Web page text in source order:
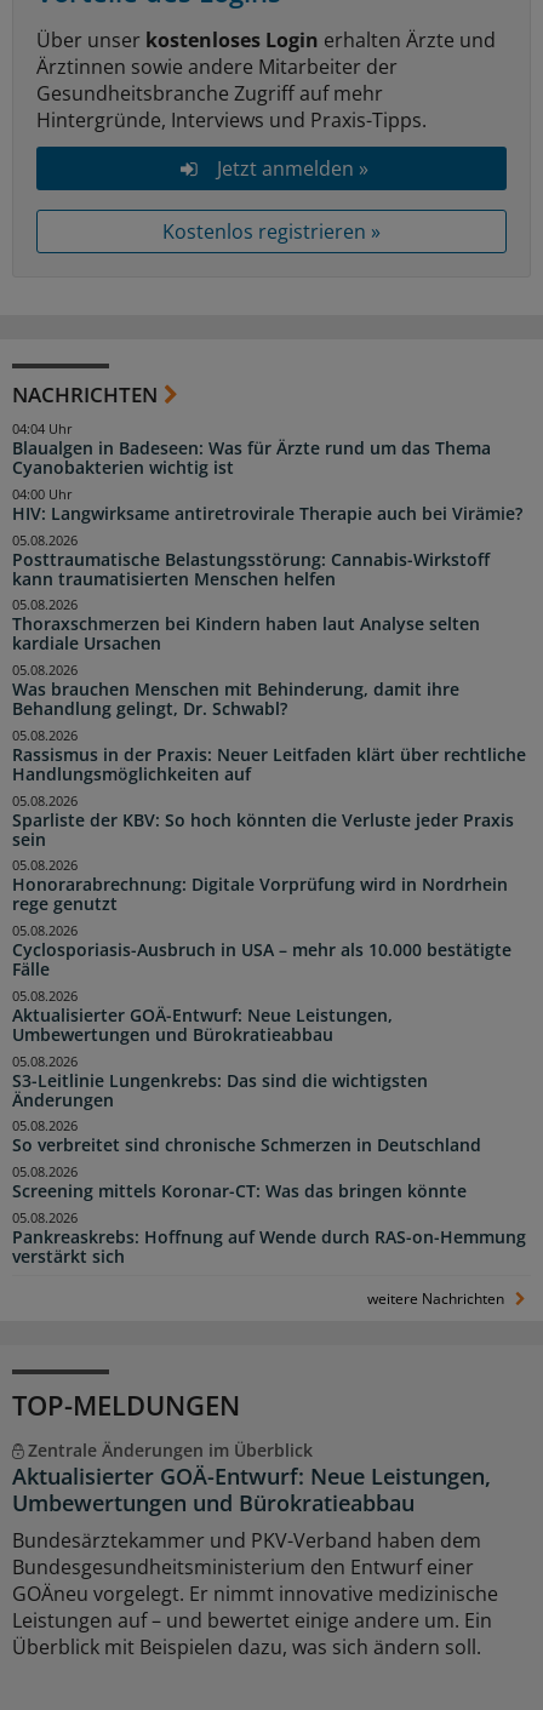
Über unser kostenloses Login erhalten Ärzte und
Ärztinnen sowie andere Mitarbeiter der
Gesundheitsbranche Zugriff auf mehr
Hintergründe, Interviews und Praxis-Tipps.
Jetzt anmelden »
Kostenlos registrieren »
NACHRICHTEN
Blaualgen in Badeseen: Was für Ärzte rund um das Thema
Cyanobakterien wichtig ist
04:04 Uhr
HIV: Langwirksame antiretrovirale Therapie auch bei Virämie?
04:00 Uhr
Posttraumatische Belastungsstörung: Cannabis-Wirkstoff
kann traumatisierten Menschen helfen
05.08.2026
Thoraxschmerzen bei Kindern haben laut Analyse selten
kardiale Ursachen
05.08.2026
Was brauchen Menschen mit Behinderung, damit ihre
Behandlung gelingt, Dr. Schwabl?
05.08.2026
Rassismus in der Praxis: Neuer Leitfaden klärt über rechtliche
Handlungsmöglichkeiten auf
05.08.2026
Sparliste der KBV: So hoch könnten die Verluste jeder Praxis
sein
05.08.2026
Honorarabrechnung: Digitale Vorprüfung wird in Nordrhein
rege genutzt
05.08.2026
Cyclosporiasis-Ausbruch in USA – mehr als 10.000 bestätigte
Fälle
05.08.2026
Aktualisierter GOÄ-Entwurf: Neue Leistungen,
Umbewertungen und Bürokratieabbau
05.08.2026
S3-Leitlinie Lungenkrebs: Das sind die wichtigsten
Änderungen
05.08.2026
So verbreitet sind chronische Schmerzen in Deutschland
05.08.2026
Screening mittels Koronar-CT: Was das bringen könnte
05.08.2026
Pankreaskrebs: Hoffnung auf Wende durch RAS-on-Hemmung
verstärkt sich
05.08.2026
weitere Nachrichten
TOP-MELDUNGEN
Zentrale Änderungen im Überblick
Aktualisierter GOÄ-Entwurf: Neue Leistungen,
Umbewertungen und Bürokratieabbau
Bundesärztekammer und PKV-Verband haben dem
Bundesgesundheitsministerium den Entwurf einer
GOÄneu vorgelegt. Er nimmt innovative medizinische
Leistungen auf – und bewertet einige andere um. Ein
Überblick mit Beispielen dazu, was sich ändern soll.